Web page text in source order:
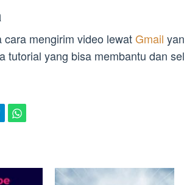
cara mengirim video lewatGmail
tutorial yang bisa membantu dan